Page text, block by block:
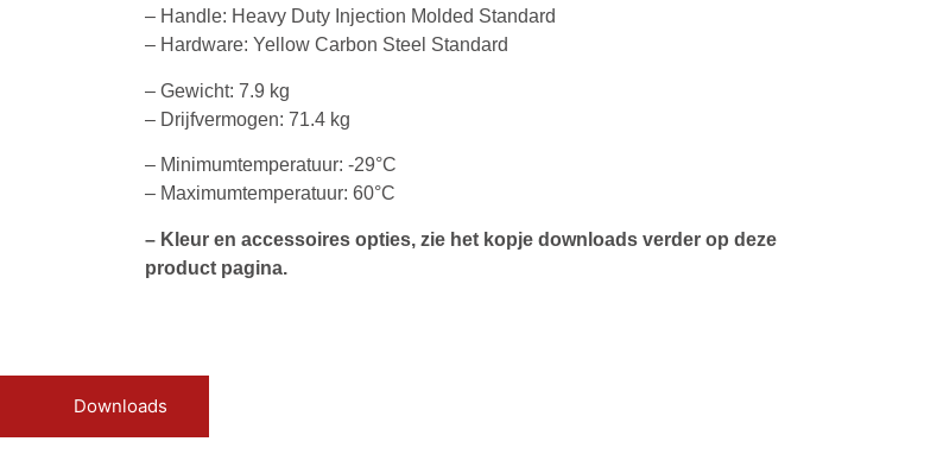
– Handle: Heavy Duty Injection Molded Standard
– Hardware: Yellow Carbon Steel Standard
– Gewicht: 7.9 kg
– Drijfvermogen: 71.4 kg
– Minimumtemperatuur: -29°C
– Maximumtemperatuur: 60°C
– Kleur en accessoires opties, zie het kopje downloads verder op deze
product pagina.
Downloads